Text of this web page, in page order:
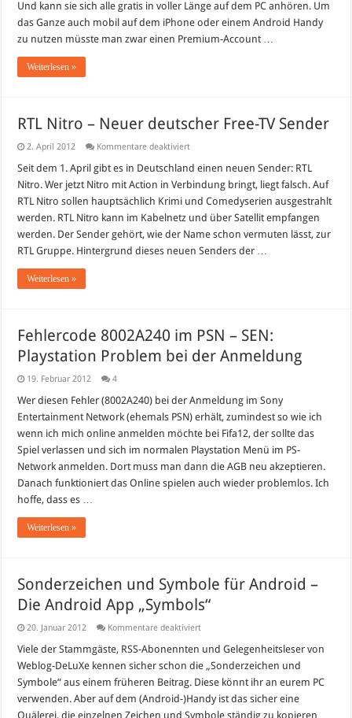
Und kann sie sich alle gratis in voller Länge auf dem PC anhören. Um
das Ganze auch mobil auf dem iPhone oder einem Android Handy
zu nutzen müsste man zwar einen Premium-Account …
Weiterlesen »
RTL Nitro – Neuer deutscher Free-TV Sender
2. April 2012 Kommentare deaktiviertfür
Nitro
Neuer
deutscher
Free-
TV
Seit dem 1. April gibt es in Deutschland einen neuen Sender: RTL
Nitro. Wer jetzt Nitro mit Action in Verbindung bringt, liegt falsch. Auf
RTL Nitro sollen hauptsächlich Krimi und Comedyserien ausgestrahlt
werden. RTL Nitro kann im Kabelnetz und über Satellit empfangen
werden. Der Sender gehört, wie der Name schon vermuten lässt, zur
RTL Gruppe. Hintergrund dieses neuen Senders der …
Weiterlesen »
Fehlercode 8002A240 im PSN – SEN:
Playstation Problem bei der Anmeldung
19. Februar 2012 4
Wer diesen Fehler (8002A240) bei der Anmeldung im Sony
Entertainment Network (ehemals PSN) erhält, zumindest so wie ich
wenn ich mich online anmelden möchte bei Fifa12, der sollte das
Spiel verlassen und sich im normalen Playstation Menü im PS-
Network anmelden. Dort muss man dann die AGB neu akzeptieren.
Danach funktioniert das Online spielen auch wieder problemlos. Ich
hoffe, dass es …
Weiterlesen »
Sonderzeichen und Symbole für Android –
Die Android App „Symbols“
20. Januar 2012 Kommentare deaktiviertfür
und
für
Android
–
Die
Viele der Stammgäste, RSS-Abonennten und Gelegenheitsleser von
Weblog-DeLuXe kennen sicher schon die „Sonderzeichen und
Symbole“ aus einem früheren Beitrag. Diese könnt ihr an eurem PC
verwenden. Aber auf dem (Android-)Handy ist das sicher eine
Quälerei, die einzelnen Zeichen und Symbole ständig zu kopieren